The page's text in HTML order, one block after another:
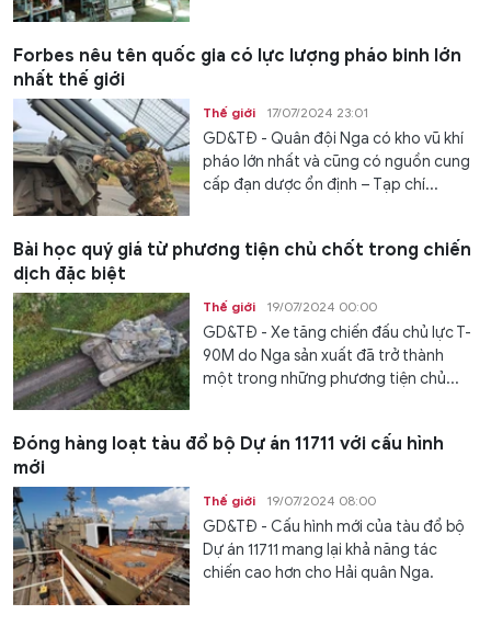
Forbes nêu tên quốc gia có lực lượng pháo binh lớn
nhất thế giới
Thế giới 17/07/2024 23:01
GD&TĐ - Quân đội Nga có kho vũ khí
pháo lớn nhất và cũng có nguồn cung
cấp đạn dược ổn định – Tạp chí...
Bài học quý giá từ phương tiện chủ chốt trong chiến
dịch đặc biệt
Thế giới 19/07/2024 00:00
GD&TĐ - Xe tăng chiến đấu chủ lực T-
90M do Nga sản xuất đã trở thành
một trong những phương tiện chủ...
Đóng hàng loạt tàu đổ bộ Dự án 11711 với cấu hình
mới
Thế giới 19/07/2024 08:00
GD&TĐ - Cấu hình mới của tàu đổ bộ
Dự án 11711 mang lại khả năng tác
chiến cao hơn cho Hải quân Nga.